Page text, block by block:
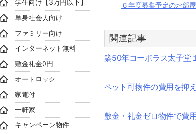
ナ
ビ
ゲ
ー
シ
ョ
６年度募集予定のお部
関連記事
築50年コーポラス太子堂
ペット可物件の費用を抑
敷金・礼金ゼロ物件で費
学生向け【3万円以下】
単身社会人向け
ファミリー向け
インターネット無料
敷金礼金0円
オートロック
家電付
一軒家
キャンペーン物件